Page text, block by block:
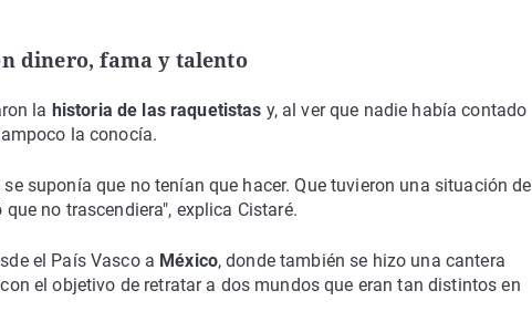
dinero, fama y talento
la historia de las raquetistas y, al ver que nadie había contado
la conocía.
suponía que no tenían que hacer. Que tuvieron una situación de
no trascendiera", explica Cistaré.
el País Vasco a México, donde también se hizo una cantera
el objetivo de retratar a dos mundos que eran tan distintos en